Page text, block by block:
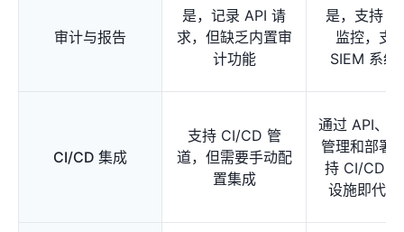
审计与报告
是，记录 API 请
求，但缺乏内置审
计功能
是，支持
监控，支
SIEM 系统
CI/CD 集成
支持 CI/CD 管
道，但需要手动配
置集成
通过 API、
管理和部署
持 CI/CD
设施即代码